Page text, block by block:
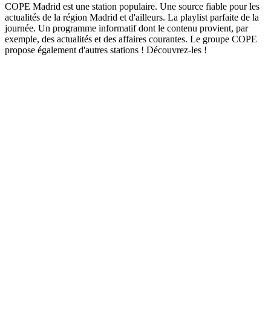
COPE Madrid est une station populaire. Une source fiable pour les
actualités de la région Madrid et d'ailleurs. La playlist parfaite de la
journée. Un programme informatif dont le contenu provient, par
exemple, des actualités et des affaires courantes. Le groupe COPE
propose également d'autres stations ! Découvrez-les !